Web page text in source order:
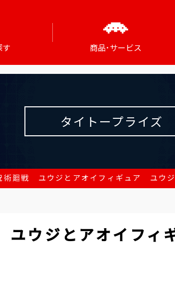
す 商品･サービス
タイトープライズ
術廻戦 ユウジとアオイフィギュア ユウジ
ウジとアオイフィ